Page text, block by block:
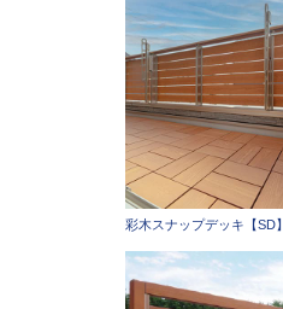
彩木スナップデッキ【SD】